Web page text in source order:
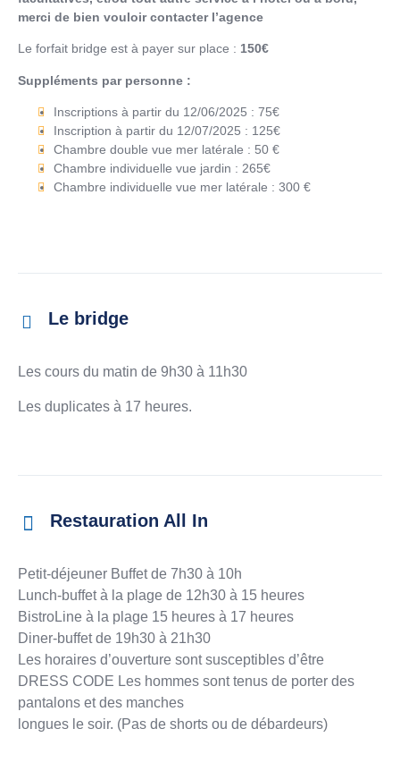
merci de bien vouloir contacter l’agence
Le forfait bridge est à payer sur place : 150€
Suppléments par personne :
Inscriptions à partir du 12/06/2025 : 75€
Inscription à partir du 12/07/2025 : 125€
Chambre double vue mer latérale : 50 €
Chambre individuelle vue jardin : 265€
Chambre individuelle vue mer latérale : 300 €
Le bridge
Les cours du matin de 9h30 à 11h30
Les duplicates à 17 heures.
Restauration All In
Petit-déjeuner Buffet de 7h30 à 10h
Lunch-buffet à la plage de 12h30 à 15 heures
BistroLine à la plage 15 heures à 17 heures
Diner-buffet de 19h30 à 21h30
Les horaires d’ouverture sont susceptibles d’être
DRESS CODE Les hommes sont tenus de porter des
pantalons et des manches
longues le soir. (Pas de shorts ou de débardeurs)